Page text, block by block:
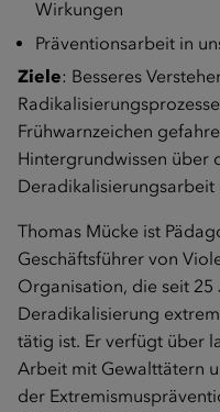
Wirkungen
Präventionsarbeit in
Ziele: Besseres
Frühwarnzeichen
Hintergrundwissen über
Thomas Mücke ist
Geschäftsführer von
Organisation, die seit
Deradikalisierung
tätig ist. Er verfügt über
Arbeit mit Gewalttätern
der